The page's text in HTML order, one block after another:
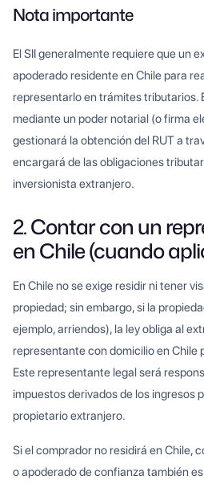
Nota importante
El SII generalmente requiere que un
apoderado residente en Chile para
representarlo en trámites tributarios.
mediante un poder notarial (o firma
gestionará la obtención del RUT a
encargará de las obligaciones
inversionista extranjero.
2. Contar con un
en Chile (cuando
En Chile no se exige residir ni tener
propiedad; sin embargo, si la
ejemplo, arriendos), la ley obliga al
representante con domicilio en Chile
Este representante legal será
impuestos derivados de los ingresos
propietario extranjero.
Si el comprador no residirá en Chile,
o apoderado de confianza también